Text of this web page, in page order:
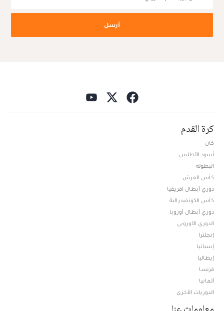
أرسل
كرة القدم
كان
أسود الأطلس
البطولة
كأس العرش
دوري أبطال افريقيا
كأس الكونفيدرالية
دوري أبطال أوروبا
الدوري الأوروبي
إنجلترا
إسبانيا
إيطاليا
فرنسا
ألمانيا
الدوريات الأخرى